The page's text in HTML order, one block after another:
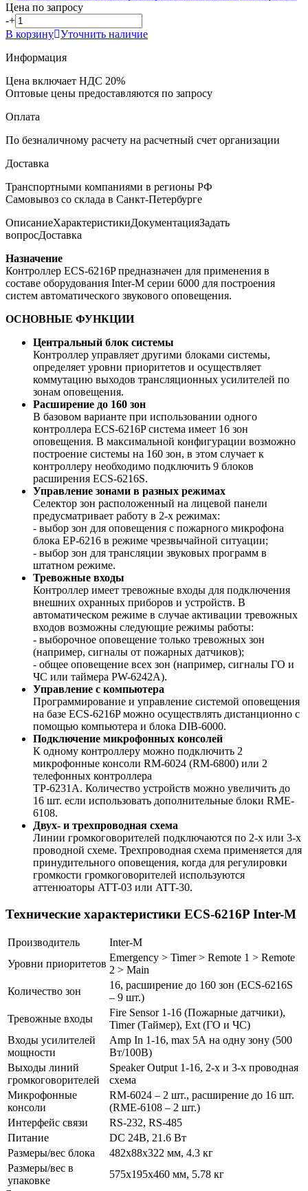
Цена по запросу
-+
В корзину Уточнить наличие
Информация
Цена включает НДС 20%
Оптовые цены предоставляются по запросу
Оплата
По безналичному расчету на расчетный счет организации
Доставка
Транспортными компаниями в регионы РФ
Самовывоз со склада в Санкт-Петербурге
ОписаниеХарактеристикиДокументацияЗадать
вопросДоставка
Назначение
Контроллер ECS-6216P предназначен для применения в
составе оборудования Inter-M серии 6000 для построения
систем автоматического звукового оповещения.
ОСНОВНЫЕ ФУНКЦИИ
Центральный блок системы
Контроллер управляет другими блоками системы,
определяет уровни приоритетов и осуществляет
коммутацию выходов трансляционных усилителей по
зонам оповещения.
Расширение до 160 зон
В базовом варианте при использовании одного
контроллера ECS-6216P система имеет 16 зон
оповещения. В максимальной конфигурации возможно
построение системы на 160 зон, в этом случает к
контроллеру необходимо подключить 9 блоков
расширения ECS-6216S.
Управление зонами в разных режимах
Селектор зон расположенный на лицевой панели
предусматривает работу в 2-х режимах:
- выбор зон для оповещения с пожарного микрофона
блока EP-6216 в режиме чрезвычайной ситуации;
- выбор зон для трансляции звуковых программ в
штатном режиме.
Тревожные входы
Контроллер имеет тревожные входы для подключения
внешних охранных приборов и устройств. В
автоматическом режиме в случае активации тревожных
входов возможны следующие режимы работы:
- выборочное оповещение только тревожных зон
(например, сигналы от пожарных датчиков);
- общее оповещение всех зон (например, сигналы ГО и
ЧС или таймера PW-6242A).
Управление с компьютера
Программирование и управление системой оповещения
на базе ECS-6216P можно осуществлять дистанционно с
помощью компьютера и блока DIB-6000.
Подключение микрофонных консолей
К одному контроллеру можно подключить 2
микрофонные консоли RM-6024 (RM-6800) или 2
телефонных контроллера
TP-6231A. Количество устройств можно увеличить до
16 шт. если использовать дополнительные блоки RME-
6108.
Двух- и трехпроводная схема
Линии громкоговорителей подключаются по 2-х или 3-х
проводной схеме. Трехпроводная схема применяется для
принудительного оповещения, когда для регулировки
громкости громкоговорителей используются
аттенюаторы ATT-03 или ATT-30.
Технические характеристики ECS-6216P Inter-M
Производитель
Inter-M
Уровни приоритетов
Emergency > Timer > Remote 1 > Remote
2 > Main
Количество зон
16, расширение до 160 зон (ECS-6216S
– 9 шт.)
Тревожные входы
Fire Sensor 1-16 (Пожарные датчики),
Timer (Таймер), Ext (ГО и ЧС)
Входы усилителей
мощности
Amp In 1-16, max 5А на одну зону (500
Вт/100В)
Выходы линий
громкоговорителей
Speaker Output 1-16, 2-х и 3-х проводная
схема
Микрофонные
консоли
RM-6024 – 2 шт., расширение до 16 шт.
(RME-6108 – 2 шт.)
Интерфейс связи
RS-232, RS-485
Питание
DC 24В, 21.6 Вт
Размеры/вес блока
482х88х322 мм, 4.3 кг
Размеры/вес в
упаковке
575х195х460 мм, 5.78 кг